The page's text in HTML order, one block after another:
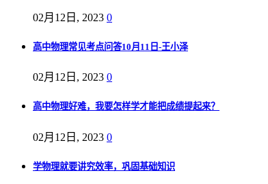
02月12日, 2023 0
高中物理常见考点问答10月11日-王小泽
02月12日, 2023 0
高中物理好难，我要怎样学才能把成绩提起来？
02月12日, 2023 0
学物理就要讲究效率，巩固基础知识